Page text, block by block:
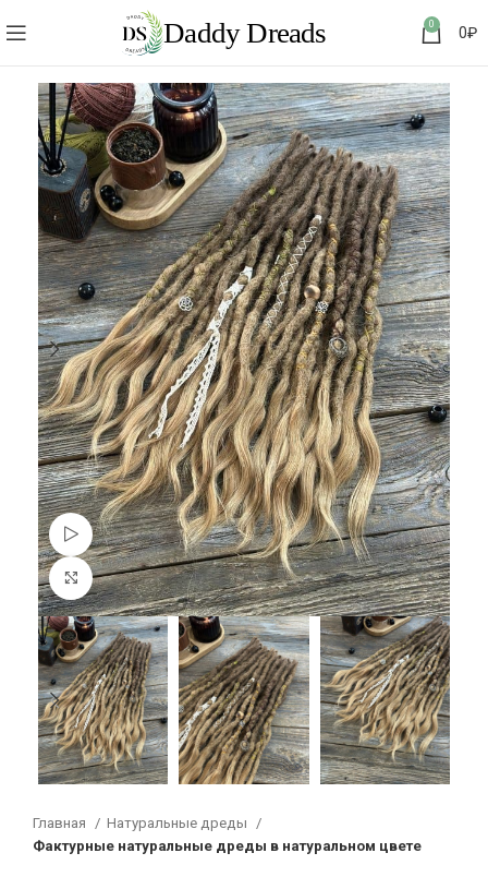
0 0₽
Смотреть видео
Увеличить
Главная
Натуральные дреды
Фактурные натуральные дреды в натуральном цвете